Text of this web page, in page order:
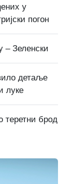
у
погон
– Зеленски
детаље
луке
теретни брод